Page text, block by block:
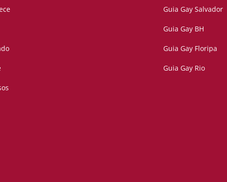
Guia Gay Salvador
Guia Gay BH
Guia Gay Floripa
Guia Gay Rio